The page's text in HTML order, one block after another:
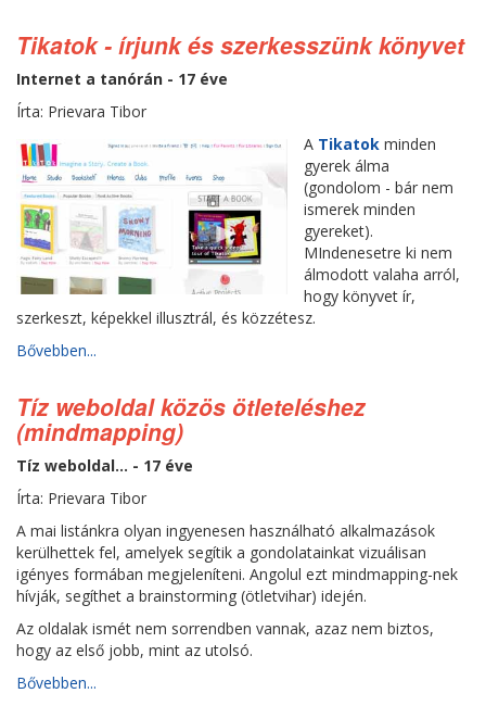
Tikatok - írjunk és szerkesszünk könyvet
Internet a tanórán - 17 éve
Írta: Prievara Tibor
A Tikatok minden
gyerek álma
(gondolom - bár nem
ismerek minden
gyereket).
MIndenesetre ki nem
álmodott valaha arról,
hogy könyvet ír,
szerkeszt, képekkel illusztrál, és közzétesz.
Bővebben...
Tíz weboldal közös ötleteléshez
(mindmapping)
Tíz weboldal... - 17 éve
Írta: Prievara Tibor
A mai listánkra olyan ingyenesen használható alkalmazások
kerülhettek fel, amelyek segítik a gondolatainkat vizuálisan
igényes formában megjeleníteni. Angolul ezt mindmapping-nek
hívják, segíthet a brainstorming (ötletvihar) idején.
Az oldalak ismét nem sorrendben vannak, azaz nem biztos,
hogy az első jobb, mint az utolsó.
Bővebben...